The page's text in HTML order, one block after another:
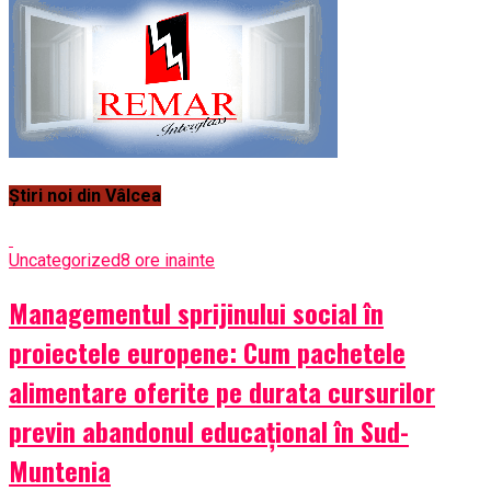
Știri noi din Vâlcea
Uncategorized8 ore inainte
Managementul sprijinului social în
proiectele europene: Cum pachetele
alimentare oferite pe durata cursurilor
previn abandonul educațional în Sud-
Muntenia